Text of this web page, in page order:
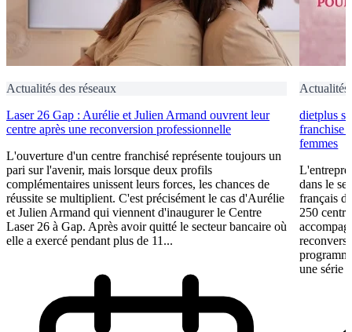
Actualités des réseaux
Laser 26 Gap : Aurélie et Julien Armand ouvrent leur
centre après une reconversion professionnelle
L'ouverture d'un centre franchisé représente toujours un
pari sur l'avenir, mais lorsque deux profils
complémentaires unissent leurs forces, les chances de
réussite se multiplient. C'est précisément le cas d'Aurélie
et Julien Armand qui viennent d'inaugurer le Centre
Laser 26 à Gap. Après avoir quitté le secteur bancaire où
elle a exercé pendant plus de 11...
Actualités
dietplus
franchise
femmes
dans le
français
250
une série